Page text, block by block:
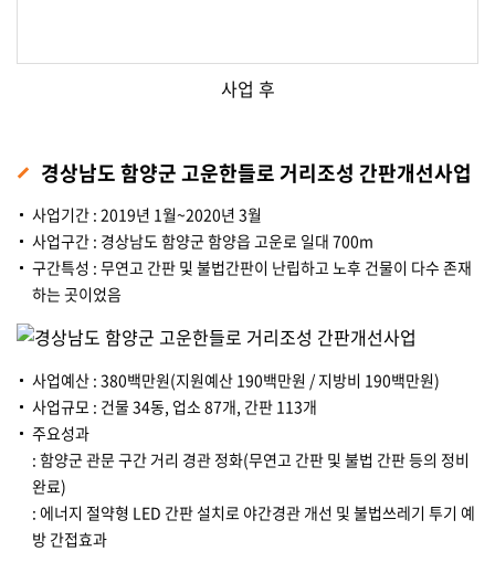
사업 후
경상남도 함양군 고운한들로 거리조성 간판개선사업
사업기간 : 2019년 1월~2020년 3월
사업구간 : 경상남도 함양군 함양읍 고운로 일대 700m
구간특성 : 무연고 간판 및 불법간판이 난립하고 노후 건물이 다수 존재
하는 곳이었음
사업예산 : 380백만원(지원예산 190백만원 / 지방비 190백만원)
사업규모 : 건물 34동, 업소 87개, 간판 113개
주요성과
: 함양군 관문 구간 거리 경관 정화(무연고 간판 및 불법 간판 등의 정비
완료)
: 에너지 절약형 LED 간판 설치로 야간경관 개선 및 불법쓰레기 투기 예
방 간접효과